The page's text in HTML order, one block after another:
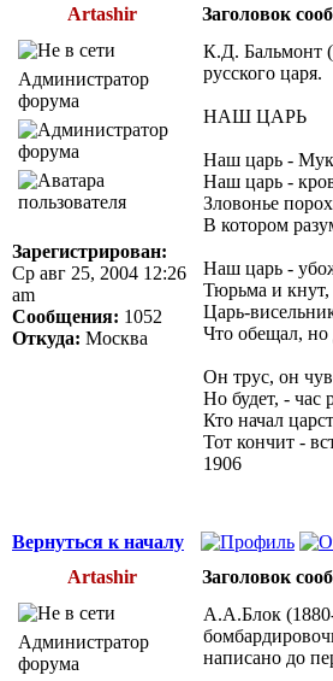
Artashir
Заголовок
Администратор
форума
Зарегистрирован:
Ср авг 25, 2004 12:26
am
Сообщения: 1052
Откуда: Москва
К.Д. Бальмонт
русского царя.
НАШ ЦАРЬ
Наш царь -
Наш царь -
Зловонье
В котором
Наш царь -
Тюрьма и кнут,
Царь-
Что обещал, но
Он трус, он
Но будет, - час
Кто начал
Тот кончит -
1906
Вернуться к началу
Artashir
Заголовок
Администратор
форума
А.А.Блок
написано до